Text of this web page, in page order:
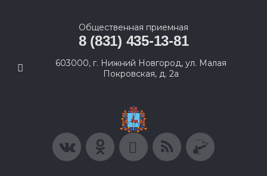
Общественная приемная
8 (831) 435-13-81
603000, г. Нижний Новгород, ул. Малая
Покровская, д. 2а